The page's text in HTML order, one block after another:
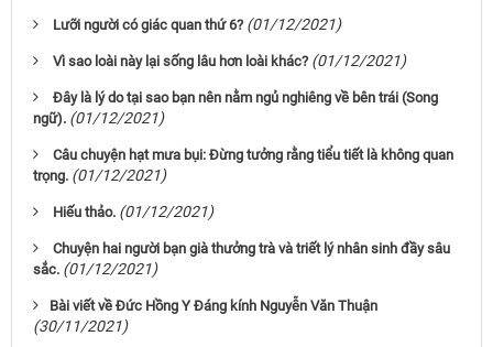
Lưỡi người có giác quan thứ 6? (01/12/2021)
Vì sao loài này lại sống lâu hơn loài khác? (01/12/2021)
Đây là lý do tại sao bạn nên nằm ngủ nghiêng về bên trái (Song
ngữ). (01/12/2021)
Câu chuyện hạt mưa bụi: Đừng tưởng rằng tiểu tiết là không quan
trọng. (01/12/2021)
Hiếu thảo. (01/12/2021)
Chuyện hai người bạn già thưởng trà và triết lý nhân sinh đầy sâu
sắc. (01/12/2021)
​Bài viết về Đức Hồng Y Đáng kính Nguyễn Văn Thuận ​
(30/11/2021)